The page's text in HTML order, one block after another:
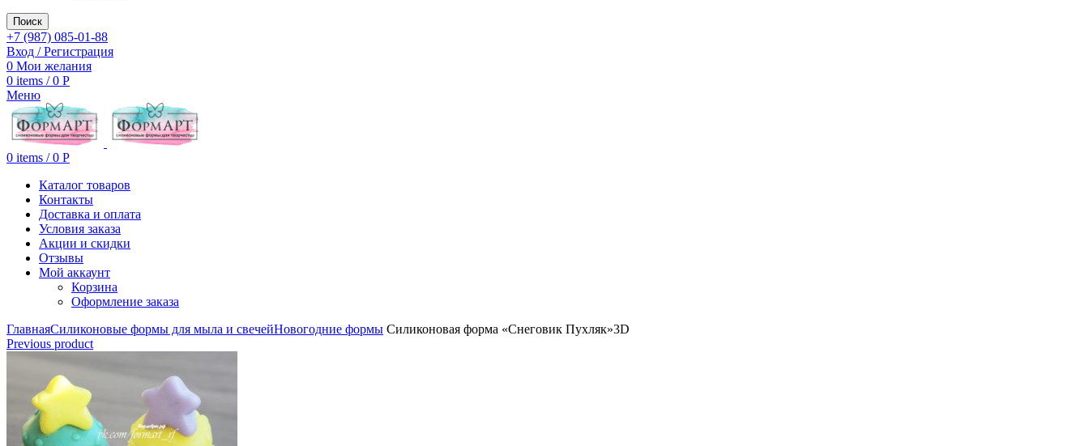
Поиск
+7 (987) 085-01-88
Вход / Регистрация
0 Мои желания
0 items / 0 Р
Меню
0 items / 0 Р
Каталог товаров
Контакты
Доставка и оплата
Условия заказа
Акции и скидки
Отзывы
Мой аккаунт
Корзина
Оформление заказа
ГлавнаяСиликоновые формы для мыла и свечейНовогодние формы Силиконовая форма «Снеговик Пухляк»3D
Previous product